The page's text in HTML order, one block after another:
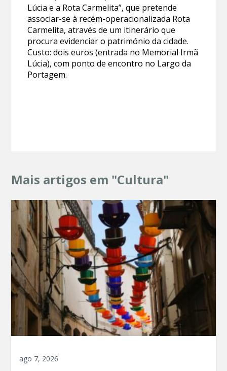
Lúcia e a Rota Carmelita”, que pretende
associar-se à recém-operacionalizada Rota
Carmelita, através de um itinerário que
procura evidenciar o património da cidade.
Custo: dois euros (entrada no Memorial Irmã
Lúcia), com ponto de encontro no Largo da
Portagem.
Mais artigos em "Cultura"
ago 7, 2026